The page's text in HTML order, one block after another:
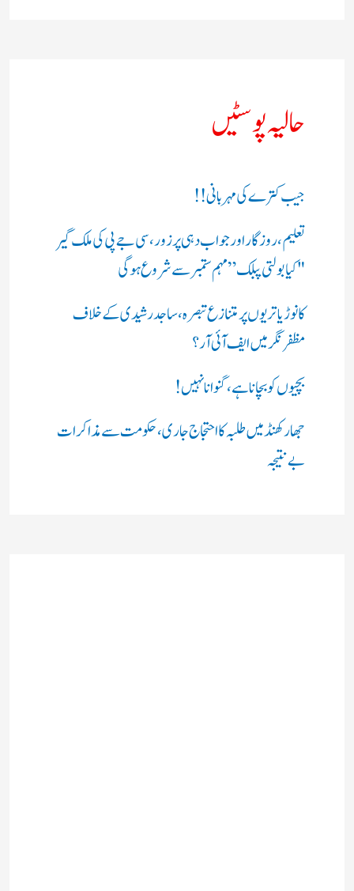
حالیہ پوسٹیں
جیب کترے کی مہربانی !!
تعلیم، روزگار اور جواب دہی پر زور، سی جے پی کی ملک گیر
"کیا بولتی پبلک” مہم ستمبر سے شروع ہوگی
کانوڑ یاتریوں پر متنازع تبصرہ، ساجد رشیدی کے خلاف
مظفرنگر میں ایف آئی آر؟
بچیوں کو بچانا ہے، گنوانا نہیں!
جھارکھنڈ میں طلبہ کا احتجاج جاری، حکومت سے مذاکرات
بے نتیجہ